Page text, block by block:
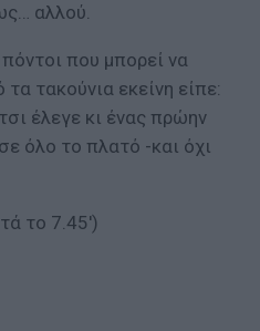
αλλού.
που μπορεί να
τακούνια εκείνη είπε:
έλεγε κι ένας πρώην
όλο το πλατό -και όχι
το 7.45′)